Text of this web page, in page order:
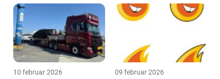
10 februar 2026 09 februar 2026